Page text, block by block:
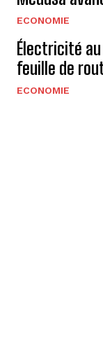
ECONOMIE
Électricité
feuille de
ECONOMIE